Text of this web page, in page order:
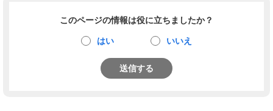
このページの情報は役に立ちましたか？
はい いいえ
送信する